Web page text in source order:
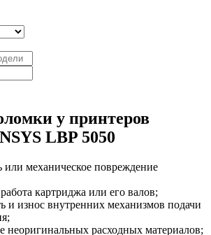
у принтеров
LBP 5050
механическое повреждение
картриджа или его валов;
и износ внутренних механизмов подачи
неоригинальных расходных материалов;